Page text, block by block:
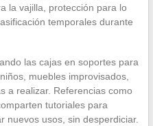
la vajilla, protección para lo
temporales durante
las cajas en soportes para
muebles improvisados,
a realizar. Referencias como
tutoriales para
nuevos usos, sin desperdiciar.